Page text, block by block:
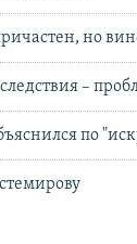
но
–
по